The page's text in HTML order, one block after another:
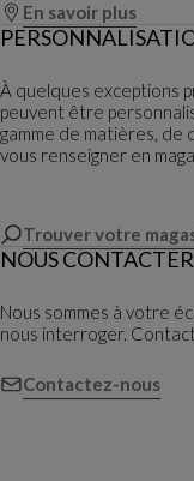
En savoir plus
À quelques exceptions
peuvent être
gamme de matières, de
vous renseigner en
Trouver votre
NOUS CONTACTER
Nous sommes à votre
nous interroger.
Contactez-nous